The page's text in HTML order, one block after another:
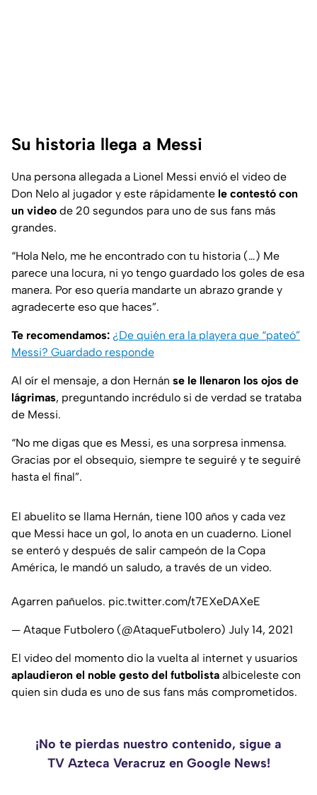
Su historia llega a Messi
Una persona allegada a Lionel Messi envió el video de
Don Nelo al jugador y este rápidamente le contestó con
un video de 20 segundos para uno de sus fans más
grandes.
“Hola Nelo, me he encontrado con tu historia (…) Me
parece una locura, ni yo tengo guardado los goles de esa
manera. Por eso quería mandarte un abrazo grande y
agradecerte eso que haces”.
Te recomendamos: ¿De quién era la playera que “pateó”
Messi? Guardado responde
Al oír el mensaje, a don Hernán se le llenaron los ojos de
lágrimas, preguntando incrédulo si de verdad se trataba
de Messi.
“No me digas que es Messi, es una sorpresa inmensa.
Gracias por el obsequio, siempre te seguiré y te seguiré
hasta el final”.
El abuelito se llama Hernán, tiene 100 años y cada vez
que Messi hace un gol, lo anota en un cuaderno. Lionel
se enteró y después de salir campeón de la Copa
América, le mandó un saludo, a través de un video.
Agarren pañuelos. pic.twitter.com/t7EXeDAXeE
— Ataque Futbolero (@AtaqueFutbolero) July 14, 2021
El video del momento dio la vuelta al internet y usuarios
aplaudieron el noble gesto del futbolista albiceleste con
quien sin duda es uno de sus fans más comprometidos.
¡No te pierdas nuestro contenido, sigue a
TV Azteca Veracruz en Google News!